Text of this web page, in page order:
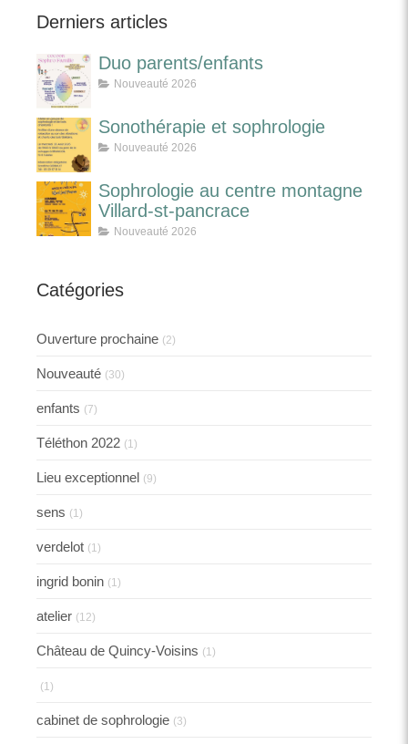
Derniers articles
Duo parents/enfants
Nouveauté 2026
Sonothérapie et sophrologie
Nouveauté 2026
Sophrologie au centre montagne
Villard-st-pancrace
Nouveauté 2026
Catégories
Ouverture prochaine (2)
Nouveauté (30)
enfants (7)
Téléthon 2022 (1)
Lieu exceptionnel (9)
sens (1)
verdelot (1)
ingrid bonin (1)
atelier (12)
Château de Quincy-Voisins (1)
(1)
cabinet de sophrologie (3)